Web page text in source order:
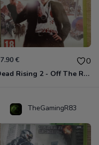
€ 0
Dead Rising 2 - Off The Record Xbox 360
TheGamingR83